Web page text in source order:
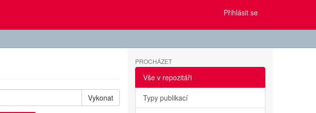
Přihlásit se
Vykonat
PROCHÁZET
Vše v repozitáři
Typy publikací